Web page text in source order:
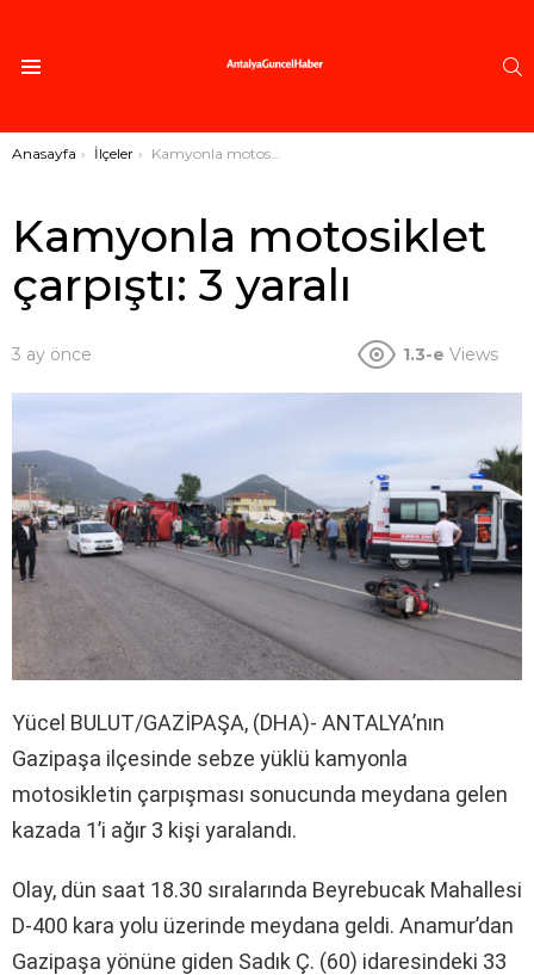
Buradasınız:
Anasayfa İlçeler Kamyonla motosiklet çarpıştı: 3 yaralı
Kamyonla motosiklet
çarpıştı: 3 yaralı
3 ay önce 1.3-e Views
Yücel BULUT/GAZİPAŞA, (DHA)- ANTALYA’nın
Gazipaşa ilçesinde sebze yüklü kamyonla
motosikletin çarpışması sonucunda meydana gelen
kazada 1’i ağır 3 kişi yaralandı.
Olay, dün saat 18.30 sıralarında Beyrebucak Mahallesi
D-400 kara yolu üzerinde meydana geldi. Anamur’dan
Gazipaşa yönüne giden Sadık Ç. (60) idaresindeki 33